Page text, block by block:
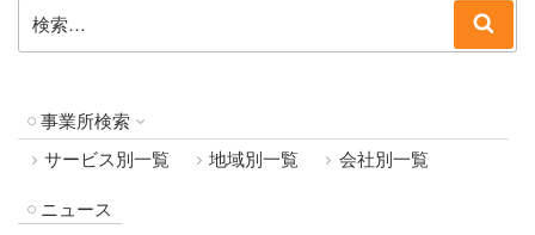
索:
索
事業所検索
サービス別一覧
地域別一覧
会社別一覧
ニュース